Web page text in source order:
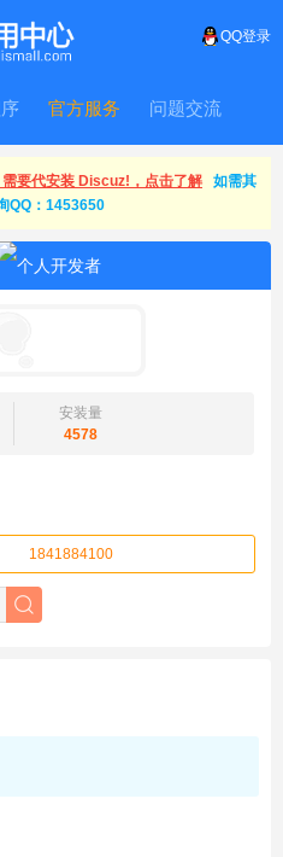
QQ登录
官方服务 问题交流
要代安装 Discuz!，点击了解
如需其
QQ：1453650
安装量
4578
1841884100